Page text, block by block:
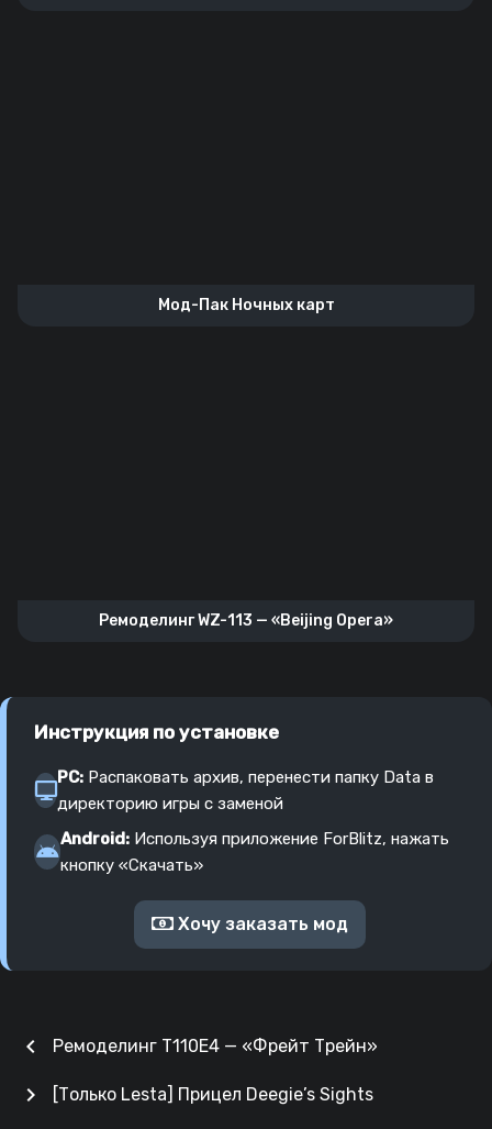
Мод-Пак Ночных карт
Ремоделинг WZ-113 — «Beijing Opera»
Инструкция по установке
PC: Распаковать архив, перенести папку Data в
директорию игры с заменой
Android: Используя приложение ForBlitz, нажать
кнопку «Скачать»
Хочу заказать мод
chevron_left Ремоделинг T110E4 — «Фрейт Трейн»
[Только Lesta] Прицел Deegie’s Sights
chevron_right